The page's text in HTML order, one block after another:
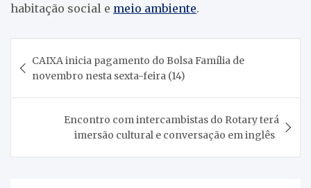
habitação social e meio ambiente.
de
Post
CAIXA inicia pagamento do Bolsa Família de
novembro nesta sexta-feira (14)
Encontro com intercambistas do Rotary terá
imersão cultural e conversação em inglês